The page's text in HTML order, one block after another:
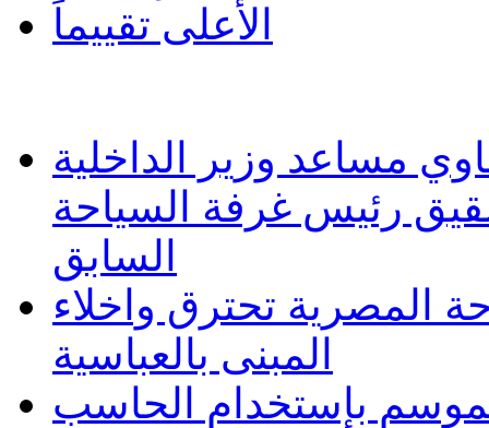
الأعلى تقييماً
مساعد وزير الداخلية
رئيس غرفة السياحة
السابق
المصرية تحترق واخلاء
المبنى بالعباسية
بإستخدام الحاسب